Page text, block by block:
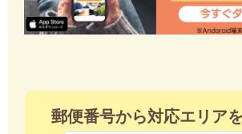
郵便番号から対応エリア